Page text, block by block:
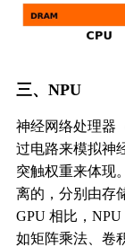
三、NPU
神经网络处理器
过电路来模拟神
突触权重来体现
离的，分别由存
GPU 相比，
如矩阵乘法、卷